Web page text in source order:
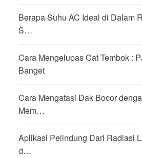
Berapa Suhu AC Ideal di Dalam
S…
Cara Mengelupas Cat Tembok :
Banget
Cara Mengatasi Dak Bocor
Mem…
Aplikasi Pelindung Dari Radiasi
d…